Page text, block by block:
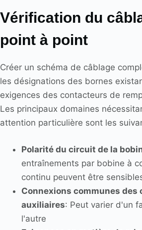
Vérification du
point à point
Créer un schéma de câblage
les désignations des bornes
exigences des contacteurs de
Les principaux domaines
attention particulière sont les
Polarité du circuit de la
entraînements par bobine à
continu peuvent être
Connexions communes des
auxiliaires: Peut varier d'un
l'autre